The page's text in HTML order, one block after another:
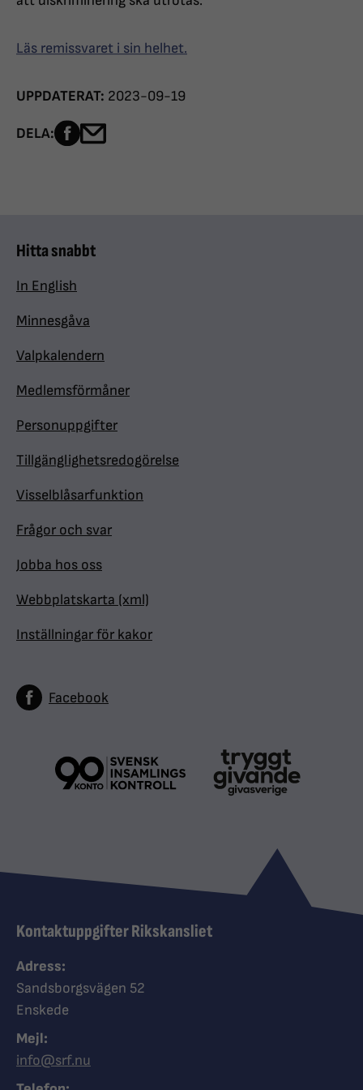
Läs remissvaret i sin helhet.
UPPDATERAT: 2023-09-19
DELA: Dela sidan på Facebook
Hitta snabbt
In English
Minnesgåva
Valpkalendern
Medlemsförmåner
Personuppgifter
Tillgänglighetsredogörelse
Visselblåsarfunktion
Frågor och svar
Jobba hos oss
Webbplatskarta (xml)
Inställningar för kakor
Facebook
Kontaktuppgifter Rikskansliet
Adress:
Sandsborgsvägen 52
Enskede
Mejl:
info@srf.nu